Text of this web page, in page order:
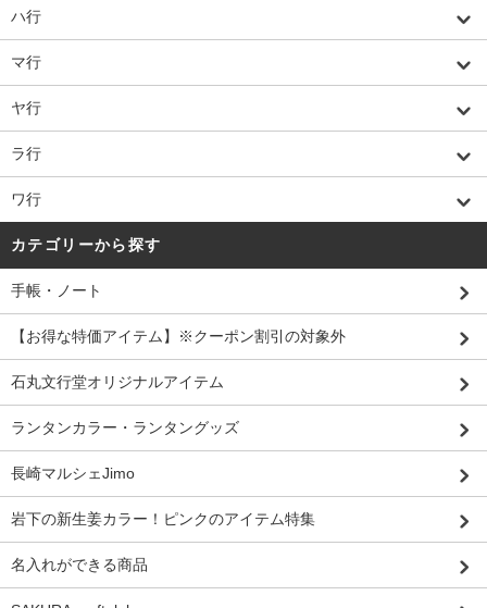
ハ行
マ行
ヤ行
ラ行
ワ行
カテゴリーから探す
手帳・ノート
【お得な特価アイテム】※クーポン割引の対象外
石丸文行堂オリジナルアイテム
ランタンカラー・ランタングッズ
長崎マルシェJimo
岩下の新生姜カラー！ピンクのアイテム特集
名入れができる商品